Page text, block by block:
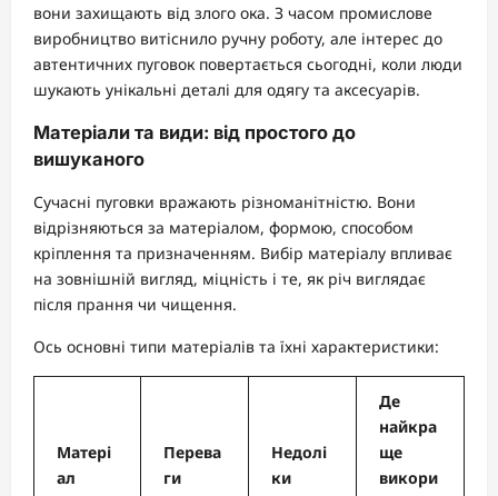
вони захищають від злого ока. З часом промислове
виробництво витіснило ручну роботу, але інтерес до
автентичних пуговок повертається сьогодні, коли люди
шукають унікальні деталі для одягу та аксесуарів.
Матеріали та види: від простого до
вишуканого
Сучасні пуговки вражають різноманітністю. Вони
відрізняються за матеріалом, формою, способом
кріплення та призначенням. Вибір матеріалу впливає
на зовнішній вигляд, міцність і те, як річ виглядає
після прання чи чищення.
Ось основні типи матеріалів та їхні характеристики:
Матері
ал
Перева
ги
Недолі
ки
Де
найкра
ще
викори